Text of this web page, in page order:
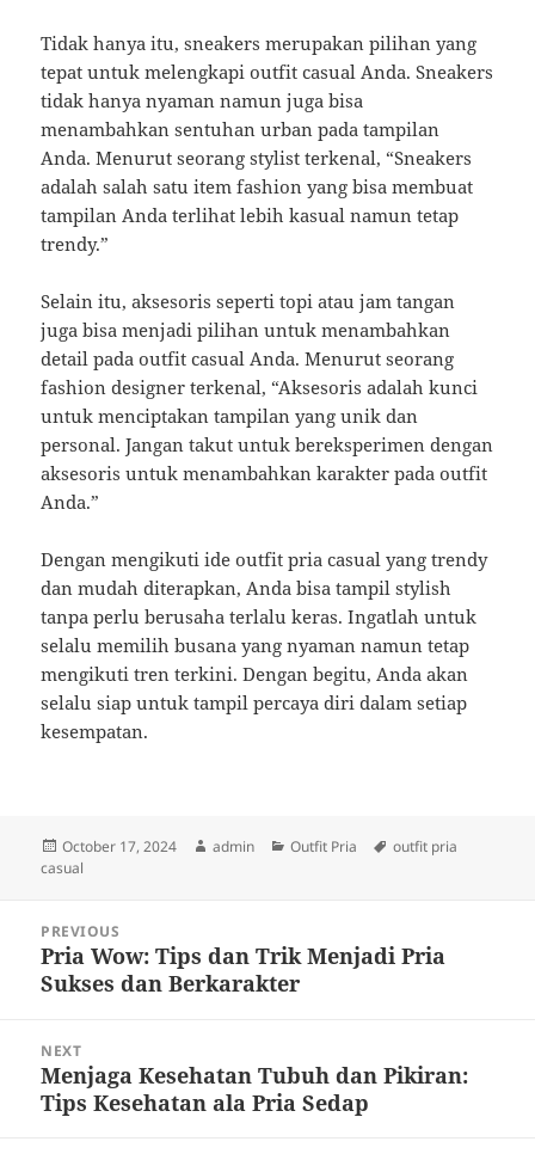
Tidak hanya itu, sneakers merupakan pilihan yang
tepat untuk melengkapi outfit casual Anda. Sneakers
tidak hanya nyaman namun juga bisa
menambahkan sentuhan urban pada tampilan
Anda. Menurut seorang stylist terkenal, “Sneakers
adalah salah satu item fashion yang bisa membuat
tampilan Anda terlihat lebih kasual namun tetap
trendy.”
Selain itu, aksesoris seperti topi atau jam tangan
juga bisa menjadi pilihan untuk menambahkan
detail pada outfit casual Anda. Menurut seorang
fashion designer terkenal, “Aksesoris adalah kunci
untuk menciptakan tampilan yang unik dan
personal. Jangan takut untuk bereksperimen dengan
aksesoris untuk menambahkan karakter pada outfit
Anda.”
Dengan mengikuti ide outfit pria casual yang trendy
dan mudah diterapkan, Anda bisa tampil stylish
tanpa perlu berusaha terlalu keras. Ingatlah untuk
selalu memilih busana yang nyaman namun tetap
mengikuti tren terkini. Dengan begitu, Anda akan
selalu siap untuk tampil percaya diri dalam setiap
kesempatan.
Posted
on
October 17, 2024 Author
admin Categories
Outfit Pria Tags
outfit pria
casual
navigation
PREVIOUS
Previous
post:
Pria Wow: Tips dan Trik Menjadi Pria
Sukses dan Berkarakter
NEXT
Next
post:
Menjaga Kesehatan Tubuh dan Pikiran:
Tips Kesehatan ala Pria Sedap